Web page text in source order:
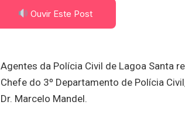
Ouvir Este Post
Agentes da Polícia Civil de Lagoa Santa
Chefe do 3º Departamento de Polícia
Dr. Marcelo Mandel.